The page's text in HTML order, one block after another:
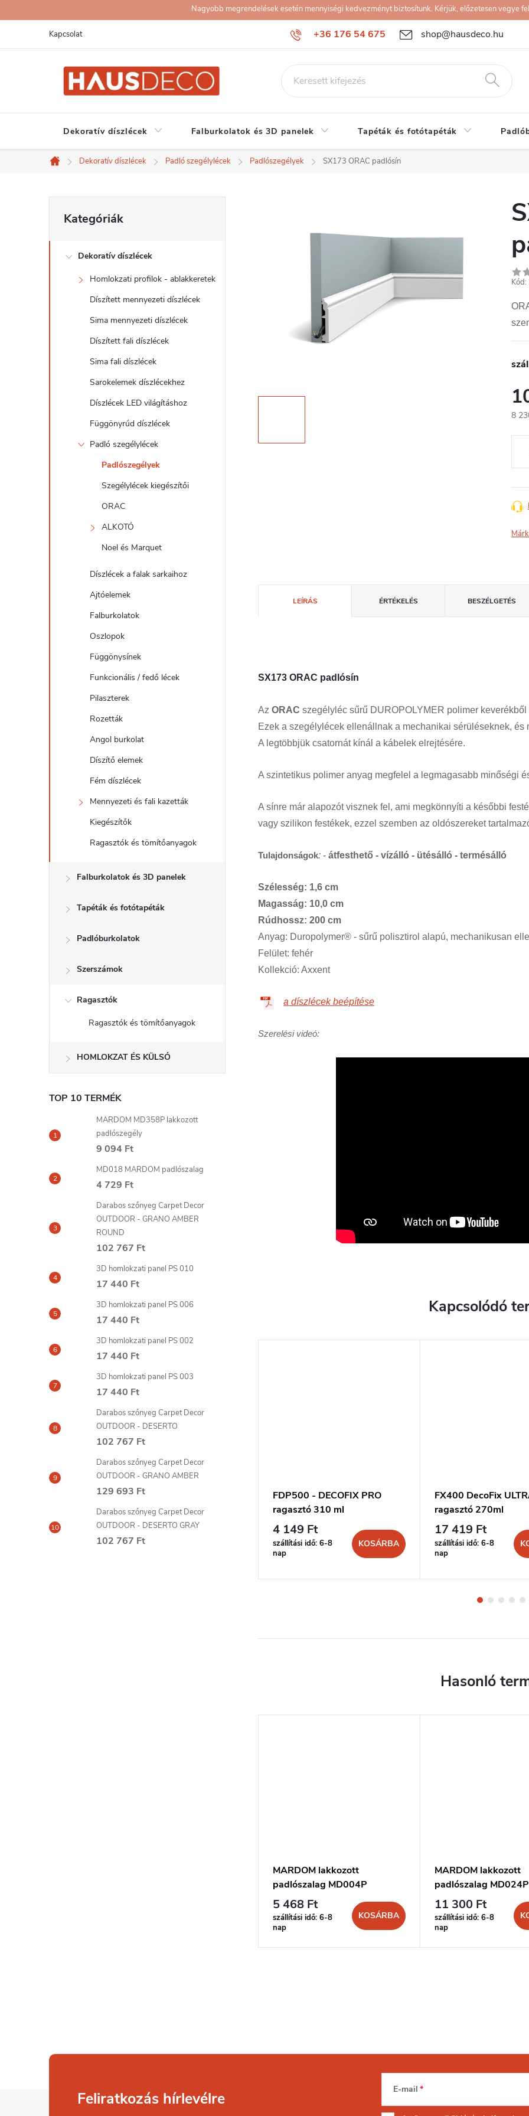
a
Nagyobb megrendelések esetén mennyiségi kedvezményt biztosítunk. Kérjük, előzetesen vegye
+36 176 54 675 shop@hausdeco.hu
Kapcsolat
Dekoratív díszlécek Falburkolatok és 3D panelek Tapéták és fotótapéták
Kezdőlap
Dekoratív díszlécek Padló szegélylécek Padlószegélyek SX173 ORAC padlósín
O
l
átugrása
Kategóriák
Dekoratív díszlécek
Homlokzati profilok - ablakkeretek
Díszített mennyezeti díszlécek
Sima mennyezeti díszlécek
Díszített fali díszlécek
Sima fali díszlécek
Sarokelemek díszlécekhez
Díszlécek LED világításhoz
Függönyrúd díszlécek
Padló szegélylécek
Padlószegélyek
Szegélylécek kiegészítői
ORAC
ALKOTÓ
Noel és Marquet
Díszlécek a falak sarkaihoz
Ajtóelemek
Falburkolatok
Oszlopok
Függönysínek
Funkcionális / fedő lécek
Pilaszterek
Rozetták
Angol burkolat
Díszítő elemek
Fém díszlécek
Mennyezeti és fali kazetták
Kiegészítők
Ragasztók és tömítőanyagok
Falburkolatok és 3D panelek
Tapéták és fotótapéták
Padlóburkolatok
Szerszámok
Ragasztók
Ragasztók és tömítőanyagok
HOMLOKZAT ÉS KÜLSŐ
TOP 10 TERMÉK
MARDOM MD358P lakkozott
padlószegély
9 094 Ft
MD018 MARDOM padlószalag
4 729 Ft
Darabos szőnyeg Carpet Decor
OUTDOOR - GRANO AMBER
ROUND
102 767 Ft
3D homlokzati panel PS 010
17 440 Ft
3D homlokzati panel PS 006
17 440 Ft
3D homlokzati panel PS 002
17 440 Ft
3D homlokzati panel PS 003
17 440 Ft
Darabos szőnyeg Carpet Decor
OUTDOOR - DESERTO
102 767 Ft
Darabos szőnyeg Carpet Decor
OUTDOOR - GRANO AMBER
129 693 Ft
Darabos szőnyeg Carpet Decor
OUTDOOR - DESERTO GRAY
102 767 Ft
Kód:
8
LEÍRÁS ÉRTÉKELÉS BESZÉLGETÉS
SX173 ORAC padlósín
Az ORAC szegélyléc sűrű DUROPOLYMER polimer
Ezek a szegélylécek ellenállnak a mechanikai sérüléseknek,
A legtöbbjük csatornát kínál a kábelek elrejtésére.
A szintetikus polimer anyag megfelel a legmagasabb minőségi
A sínre már alapozót visznek fel, ami megkönnyíti a későbbi
vagy szilikon festékek, ezzel szemben az oldószereket
Tulajdonságok: - átfesthető - vízálló - ütésálló - termésálló
Szélesség: 1,6 cm
Magasság: 10,0 cm
Rúdhossz: 200 cm
Anyag: Duropolymer® - sűrű polisztirol alapú, mechanikusan
Felület: fehér
Kollekció: Axxent
a díszlécek beépítése
Szerelési videó:
Kapcsolódó
FIX ALL TURBO ragasztó
290ml SOUDAL
5 298 Ft
szállítási idő: 6-8
FDP500 - DECOFIX PRO
ragasztó 310 ml
4 149 Ft
szállítási idő: 6-8
nap
KOSÁRBA
FX400 DecoFix
ragasztó 270ml
17 419 Ft
szállítási idő: 6-8
nap
MARDOM lakkozott
padlószalag MD004P
5 468 Ft
szállítási idő: 6-8
nap
KOSÁRBA
MARDOM lakkozott
padlószalag MD024P
11 300 Ft
szállítási idő: 6-8
nap
Feliratkozás hírlevélre E-mail